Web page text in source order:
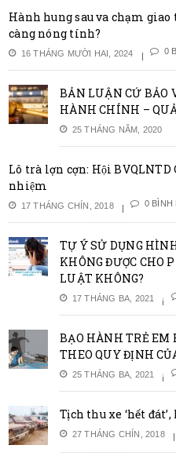
Hành hung sau va chạm
càng nóng tính?
16 THÁNG MƯỜI HAI, 2024 0
BẢN LUẬN CỨ BẢO
HÀNH CHÍNH –
25 THÁNG NĂM, 2020
Lô trà lợn cợn: Hội
nhiệm
17 THÁNG CHÍN, 2018 0 BÌNH
TỰ Ý SỬ DỤNG
KHÔNG ĐƯỢC CHO
LUẬT KHÔNG?
17 THÁNG BA, 2021
BẠO HÀNH TRẺ EM
THEO QUY ĐỊNH
25 THÁNG BA, 2021
Tịch thu xe ‘hết
27 THÁNG CHÍN, 2018